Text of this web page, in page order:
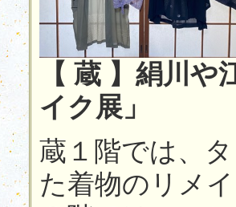
【 蔵 】絹川
イク展」
蔵１階では、
た着物のリメ